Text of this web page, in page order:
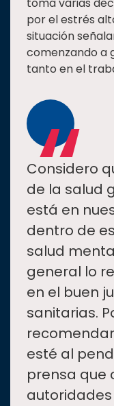
toma varias
por el estrés
situación
comenzando a
tanto en el
“
Considero
de la salud
está en
dentro de
salud
general lo
en el buen
sanitarias.
esté al
prensa que
autoridades